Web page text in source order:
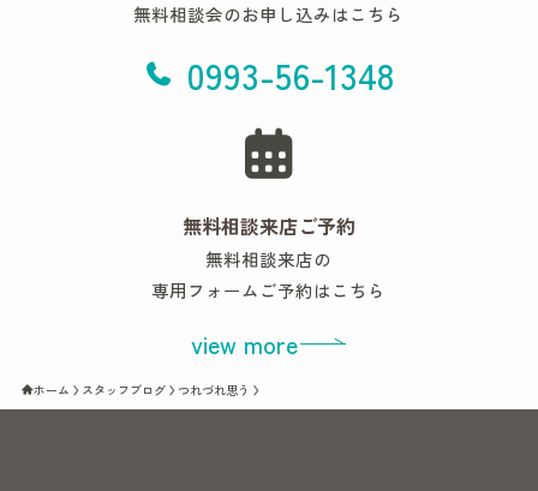
無料相談会のお申し込みはこちら
0993-56-1348
無料相談来店ご予約
無料相談来店の
専用フォームご予約はこちら
view more
ホーム スタッフブログ つれづれ思う